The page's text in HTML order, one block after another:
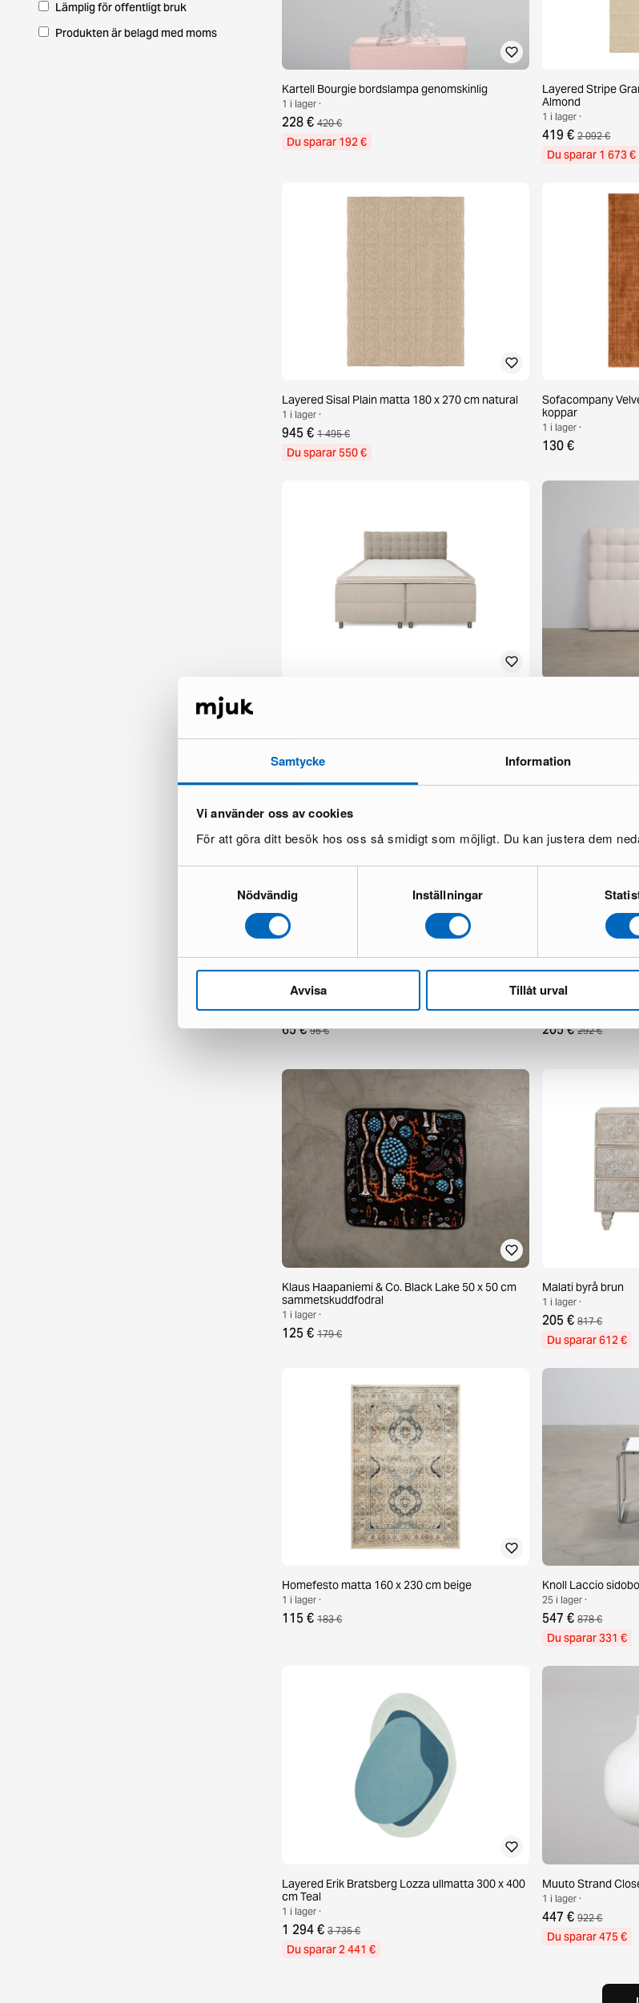
Samtycke Information
Vi använder oss av cookies
För att göra ditt besök hos oss så smidigt som möjligt. Du kan justera dem
Nödvändig Inställningar
Avvisa Tillåt urval
Lämplig för offentligt bruk
Produkten är belagd med moms
Kartell Bourgie bordslampa genomskinlig
1 i lager ·
228 € 420 €
Du sparar 192 €
Layered Stripe
Almond
1 i lager ·
419 € 2 092 €
Du sparar 1 673 €
Layered Sisal Plain matta 180 x 270 cm natural
1 i lager ·
945 € 1 495 €
Du sparar 550 €
Sofacompany
koppar
1 i lager ·
130 €
Rusan spegel 70 x 70 cm svart
1 i lager ·
65 € 95 €
KM Home Skagen
1 i lager ·
205 € 292 €
Klaus Haapaniemi & Co. Black Lake 50 x 50 cm
sammetskuddfodral
1 i lager ·
125 € 179 €
Malati byrå brun
1 i lager ·
205 € 817 €
Du sparar 612 €
Homefesto matta 160 x 230 cm beige
1 i lager ·
115 € 183 €
Knoll Laccio
25 i lager ·
547 € 878 €
Du sparar 331 €
Layered Erik Bratsberg Lozza ullmatta 300 x 400
cm Teal
1 i lager ·
1 294 € 3 735 €
Du sparar 2 441 €
Muuto Strand
1 i lager ·
447 € 922 €
Du sparar 475 €